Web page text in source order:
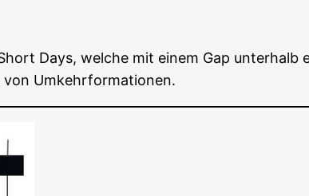
Days, wel­che mit einem Gap
von Umkehrformationen.